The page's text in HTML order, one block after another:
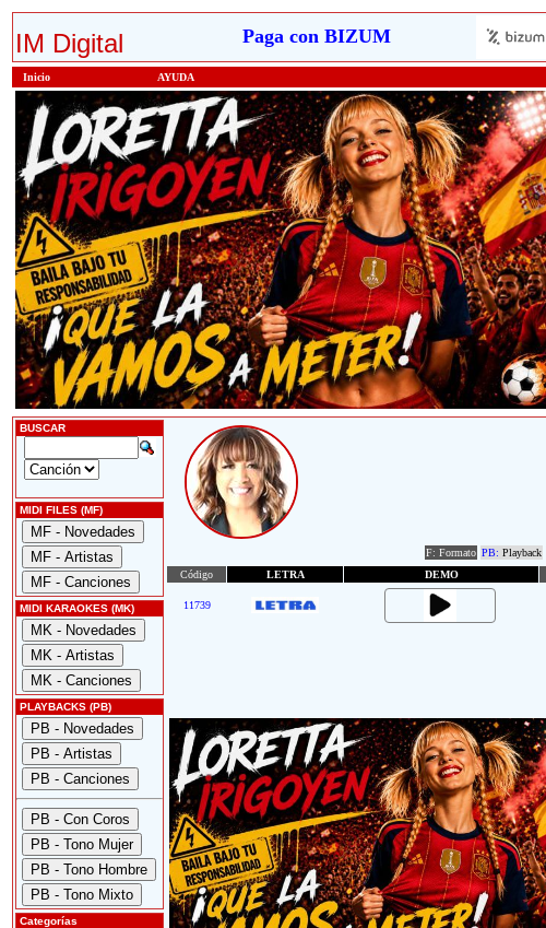
IM Digital Paga con BIZUM
Inicio AYUDA
BUSCAR
MIDI FILES (MF)
MIDI KARAOKES (MK)
PLAYBACKS (PB)
Categorías
F: Formato PB: Playback
Código
LETRA DEMO
11739